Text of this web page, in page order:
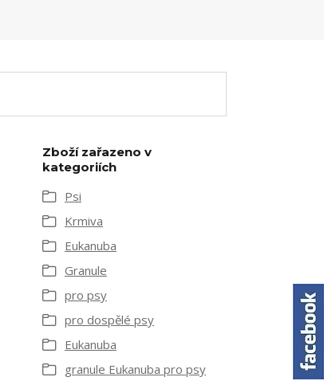
Zboží zařazeno v
kategoriích
Psi
Krmiva
Eukanuba
Granule
pro psy
pro dospělé psy
Eukanuba
granule Eukanuba pro psy